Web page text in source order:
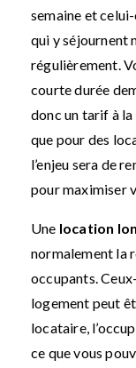
semaine et
qui y séjournent
régulièrement.
courte durée
donc un tarif à
que pour des
l’enjeu sera de
pour maximiser
Une location
normalement la
occupants.
logement peut
locataire,
ce que vous